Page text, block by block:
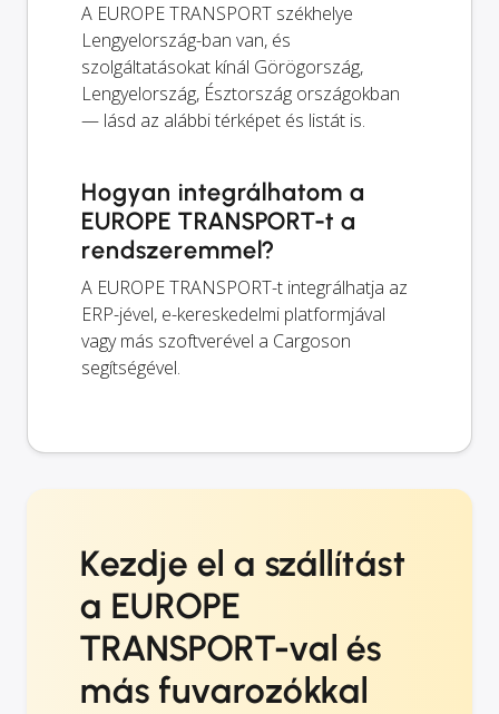
A EUROPE TRANSPORT székhelye
Lengyelország-ban van, és
szolgáltatásokat kínál Görögország,
Lengyelország, Észtország országokban
— lásd az alábbi térképet és listát is.
Hogyan integrálhatom a
EUROPE TRANSPORT-t a
rendszeremmel?
A EUROPE TRANSPORT-t integrálhatja az
ERP-jével, e-kereskedelmi platformjával
vagy más szoftverével a Cargoson
segítségével.
Kezdje el a szállítást
a EUROPE
TRANSPORT-val és
más fuvarozókkal